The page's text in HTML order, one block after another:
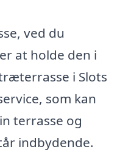
ved du
at holde den i
i Slots
som kan
terrasse og
indbydende.